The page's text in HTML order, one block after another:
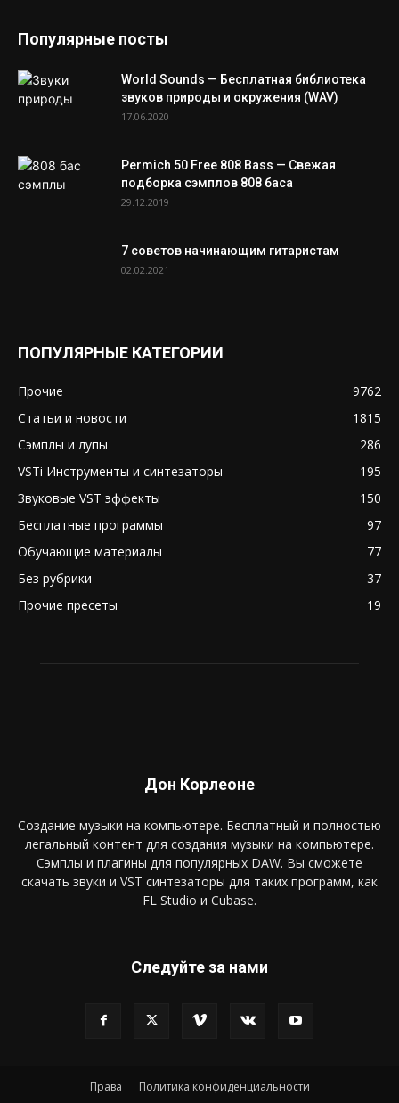
Популярные посты
World Sounds — Бесплатная библиотека
звуков природы и окружения (WAV)
17.06.2020
Permich 50 Free 808 Bass — Свежая
подборка сэмплов 808 баса
29.12.2019
7 советов начинающим гитаристам
02.02.2021
ПОПУЛЯРНЫЕ КАТЕГОРИИ
Прочие
9762
Статьи и новости
1815
Сэмплы и лупы
286
VSTi Инструменты и синтезаторы
195
Звуковые VST эффекты
150
Бесплатные программы
97
Обучающие материалы
77
Без рубрики
37
Прочие пресеты
19
Дон Корлеоне
Создание музыки на компьютере. Бесплатный и полностью
легальный контент для создания музыки на компьютере.
Сэмплы и плагины для популярных DAW. Вы сможете
скачать звуки и VST синтезаторы для таких программ, как
FL Studio и Cubase.
Следуйте за нами
Права Политика конфиденциальности